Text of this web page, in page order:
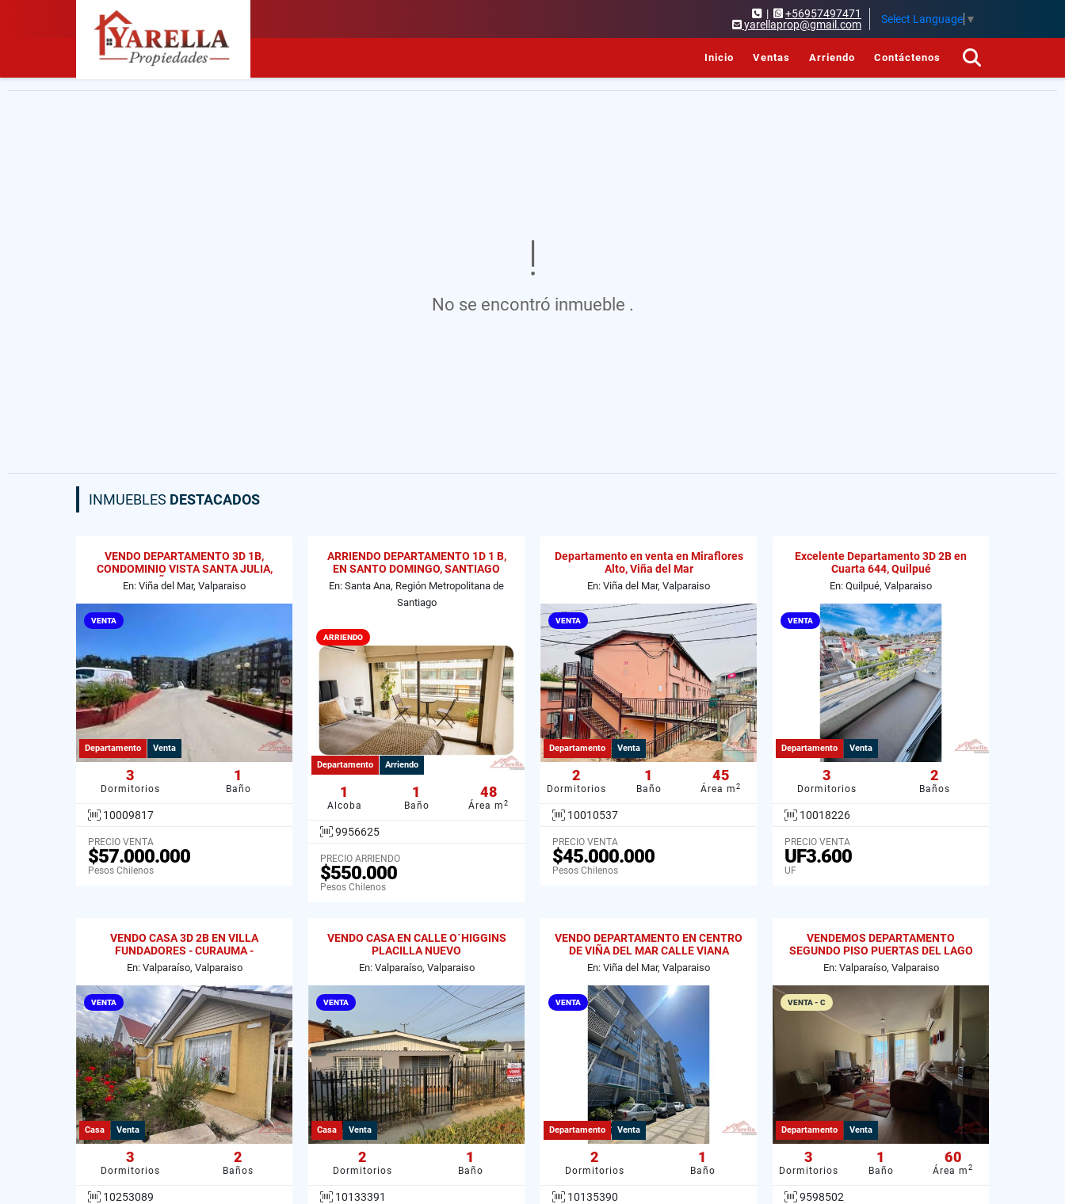
|
+56957497471
yarellaprop@gmail.com
Select Language ▼
Inicio Ventas Arriendo Contáctenos
No se encontró inmueble .
INMUEBLES DESTACADOS
VENDO DEPARTAMENTO 3D 1B,
CONDOMINIO VISTA SANTA JULIA,
VIÑA DEL MAR
En: Viña del Mar, Valparaiso
VENTA
Departamento Venta
3
Dormitorios
1
Baño
10009817
PRECIO VENTA
$57.000.000
Pesos Chilenos
ARRIENDO DEPARTAMENTO 1D 1 B,
EN SANTO DOMINGO, SANTIAGO
En: Santa Ana, Región Metropolitana de
Santiago
ARRIENDO
Departamento Arriendo
1
Alcoba
1
Baño
48
Área m 2
9956625
PRECIO ARRIENDO
$550.000
Pesos Chilenos
Departamento en venta en Miraflores
Alto, Viña del Mar
En: Viña del Mar, Valparaiso
VENTA
Departamento Venta
2
Dormitorios
1
Baño
45
Área m 2
10010537
PRECIO VENTA
$45.000.000
Pesos Chilenos
Excelente Departamento 3D 2B en
Cuarta 644, Quilpué
En: Quilpué, Valparaiso
VENTA
Departamento Venta
3
Dormitorios
2
Baños
10018226
PRECIO VENTA
UF3.600
UF
VENDO CASA 3D 2B EN VILLA
FUNDADORES - CURAUMA -
VALPARAISO.
En: Valparaíso, Valparaiso
VENTA
Casa Venta
3
Dormitorios
2
Baños
10253089
VENDO CASA EN CALLE O´HIGGINS
PLACILLA NUEVO
En: Valparaíso, Valparaiso
VENTA
Casa Venta
2
Dormitorios
1
Baño
10133391
VENDO DEPARTAMENTO EN CENTRO
DE VIÑA DEL MAR CALLE VIANA
En: Viña del Mar, Valparaiso
VENTA
Departamento Venta
2
Dormitorios
1
Baño
10135390
VENDEMOS DEPARTAMENTO
SEGUNDO PISO PUERTAS DEL LAGO
CURAUMA
En: Valparaíso, Valparaiso
VENTA - C
Departamento Venta
3
Dormitorios
1
Baño
60
Área m 2
9598502